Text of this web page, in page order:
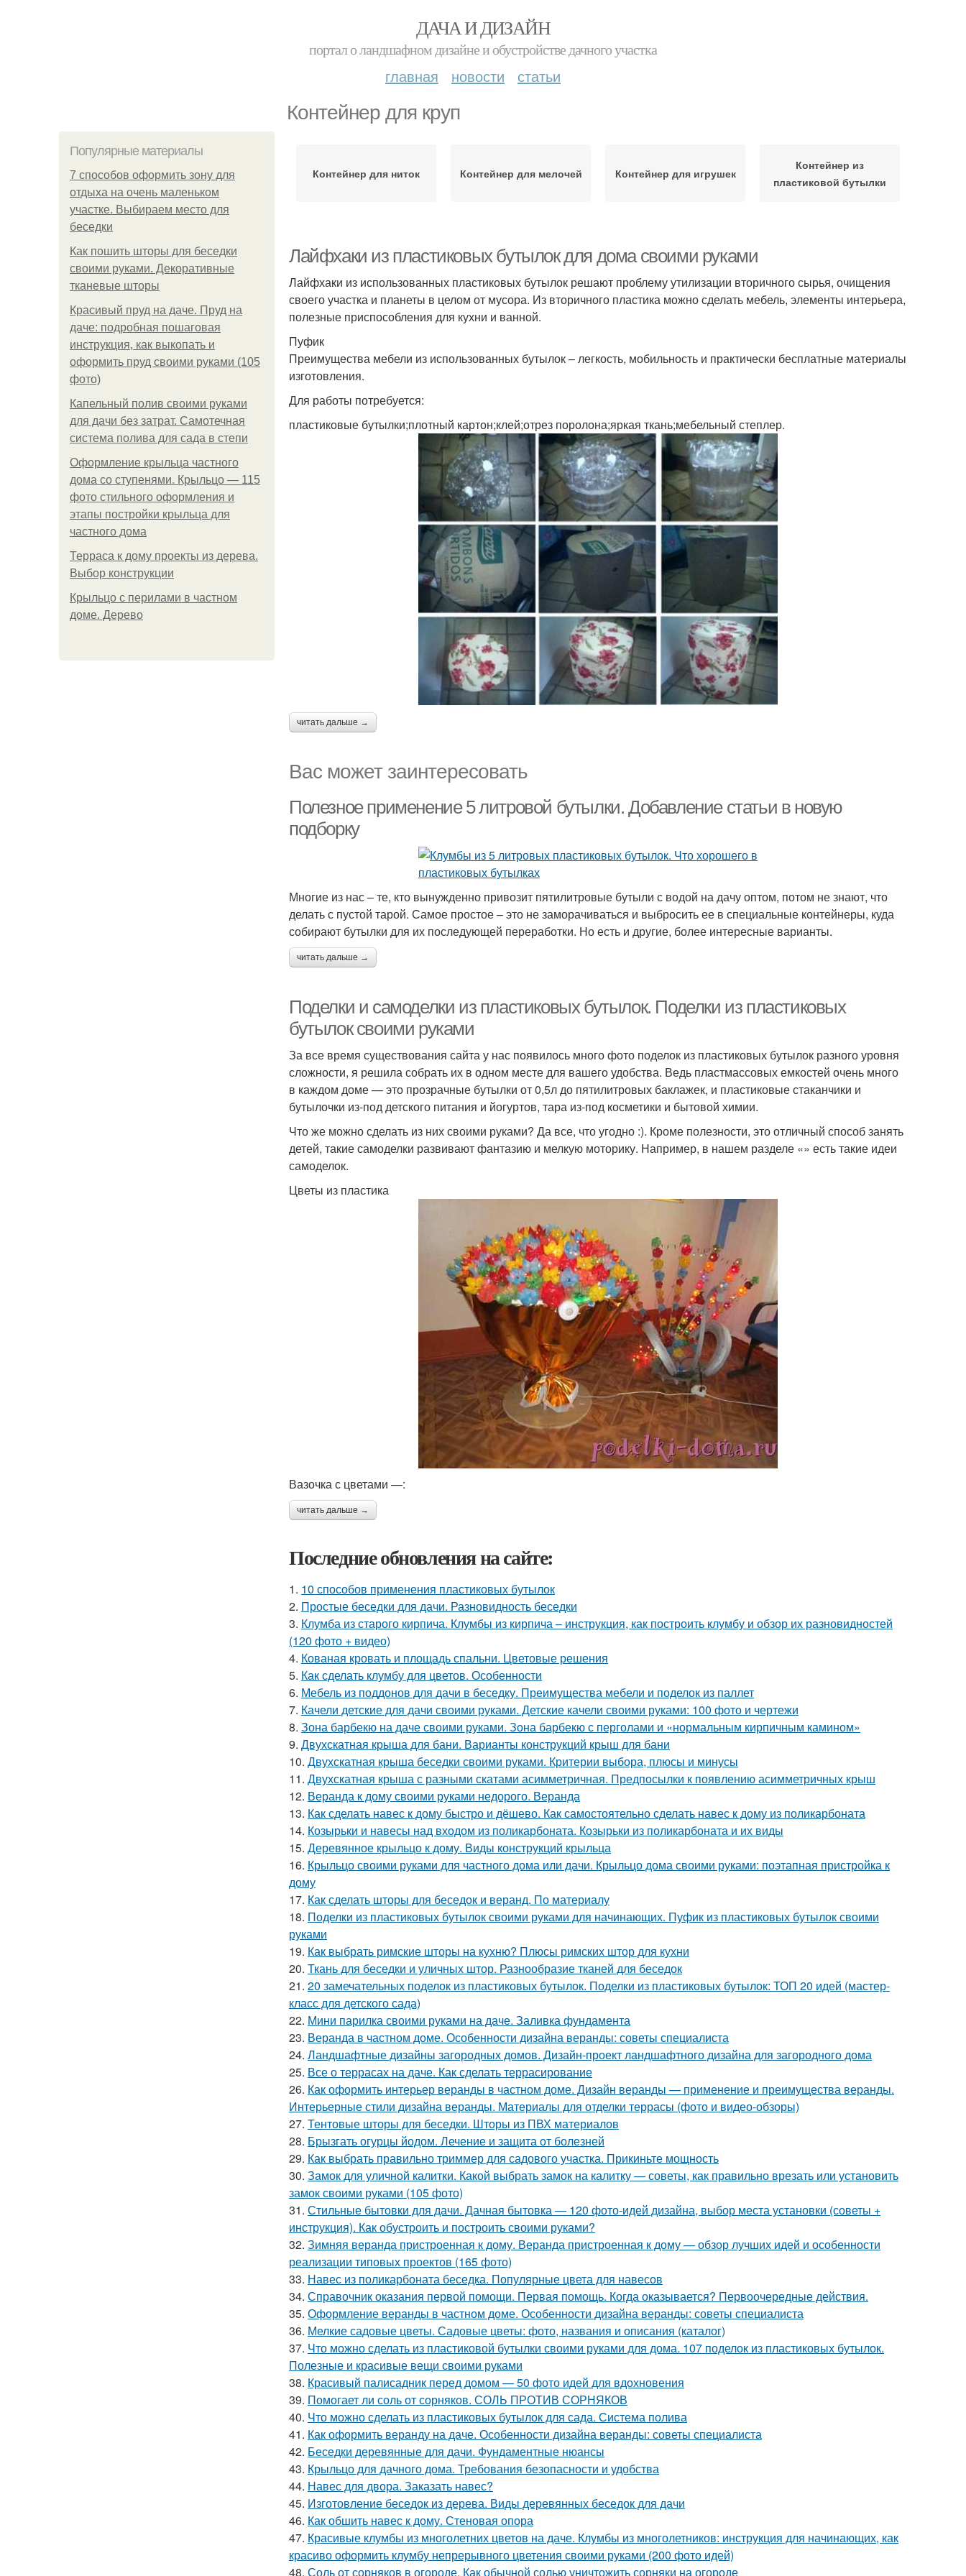
ДАЧА И ДИЗАЙН
портал о ландшафном дизайне и обустройстве дачного участка
главная новости статьи
Контейнер для круп
Популярные материалы
7 способов оформить зону для
отдыха на очень маленьком
участке. Выбираем место для
беседки
Как пошить шторы для беседки
своими руками. Декоративные
тканевые шторы
Красивый пруд на даче. Пруд на
даче: подробная пошаговая
инструкция, как выкопать и
оформить пруд своими руками (105
фото)
Капельный полив своими руками
для дачи без затрат. Самотечная
система полива для сада в степи
Оформление крыльца частного
дома со ступенями. Крыльцо — 115
фото стильного оформления и
этапы постройки крыльца для
частного дома
Терраса к дому проекты из дерева.
Выбор конструкции
Крыльцо с перилами в частном
доме. Дерево
Контейнер для ниток Контейнер для мелочей Контейнер для игрушек
Контейнер из
пластиковой бутылки
Лайфхаки из пластиковых бутылок для дома своими руками
Лайфхаки из использованных пластиковых бутылок решают проблему утилизации вторичного сырья, очищения
своего участка и планеты в целом от мусора. Из вторичного пластика можно сделать мебель, элементы интерьера,
полезные приспособления для кухни и ванной.
Пуфик
Преимущества мебели из использованных бутылок – легкость, мобильность и практически бесплатные материалы
изготовления.
Для работы потребуется:
пластиковые бутылки;плотный картон;клей;отрез поролона;яркая ткань;мебельный степлер.
читать дальше →
Вас может заинтересовать
Полезное применение 5 литровой бутылки. Добавление статьи в новую
подборку
Многие из нас – те, кто вынужденно привозит пятилитровые бутыли с водой на дачу оптом, потом не знают, что
делать с пустой тарой. Самое простое – это не заморачиваться и выбросить ее в специальные контейнеры, куда
собирают бутылки для их последующей переработки. Но есть и другие, более интересные варианты.
читать дальше →
Поделки и самоделки из пластиковых бутылок. Поделки из пластиковых
бутылок своими руками
За все время существования сайта у нас появилось много фото поделок из пластиковых бутылок разного уровня
сложности, я решила собрать их в одном месте для вашего удобства. Ведь пластмассовых емкостей очень много
в каждом доме — это прозрачные бутылки от 0,5л до пятилитровых баклажек, и пластиковые стаканчики и
бутылочки из-под детского питания и йогуртов, тара из-под косметики и бытовой химии.
Что же можно сделать из них своими руками? Да все, что угодно :). Кроме полезности, это отличный способ занять
детей, такие самоделки развивают фантазию и мелкую моторику. Например, в нашем разделе «» есть такие идеи
самоделок.
Цветы из пластика
Вазочка с цветами —:
читать дальше →
Последние обновления на сайте:
1. 10 способов применения пластиковых бутылок
2. Простые беседки для дачи. Разновидность беседки
3. Клумба из старого кирпича. Клумбы из кирпича – инструкция, как построить клумбу и обзор их разновидностей
(120 фото + видео)
4. Кованая кровать и площадь спальни. Цветовые решения
5. Как сделать клумбу для цветов. Особенности
6. Мебель из поддонов для дачи в беседку. Преимущества мебели и поделок из паллет
7. Качели детские для дачи своими руками. Детские качели своими руками: 100 фото и чертежи
8. Зона барбекю на даче своими руками. Зона барбекю с перголами и «нормальным кирпичным камином»
9. Двухскатная крыша для бани. Варианты конструкций крыш для бани
10. Двухскатная крыша беседки своими руками. Критерии выбора, плюсы и минусы
11. Двухскатная крыша с разными скатами асимметричная. Предпосылки к появлению асимметричных крыш
12. Веранда к дому своими руками недорого. Веранда
13. Как сделать навес к дому быстро и дёшево. Как самостоятельно сделать навес к дому из поликарбоната
14. Козырьки и навесы над входом из поликарбоната. Козырьки из поликарбоната и их виды
15. Деревянное крыльцо к дому. Виды конструкций крыльца
16. Крыльцо своими руками для частного дома или дачи. Крыльцо дома своими руками: поэтапная пристройка к
дому
17. Как сделать шторы для беседок и веранд. По материалу
18. Поделки из пластиковых бутылок своими руками для начинающих. Пуфик из пластиковых бутылок своими
руками
19. Как выбрать римские шторы на кухню? Плюсы римских штор для кухни
20. Ткань для беседки и уличных штор. Разнообразие тканей для беседок
21. 20 замечательных поделок из пластиковых бутылок. Поделки из пластиковых бутылок: ТОП 20 идей (мастер-
класс для детского сада)
22. Мини парилка своими руками на даче. Заливка фундамента
23. Веранда в частном доме. Особенности дизайна веранды: советы специалиста
24. Ландшафтные дизайны загородных домов. Дизайн-проект ландшафтного дизайна для загородного дома
25. Все о террасах на даче. Как сделать террасирование
26. Как оформить интерьер веранды в частном доме. Дизайн веранды — применение и преимущества веранды.
Интерьерные стили дизайна веранды. Материалы для отделки террасы (фото и видео-обзоры)
27. Тентовые шторы для беседки. Шторы из ПВХ материалов
28. Брызгать огурцы йодом. Лечение и защита от болезней
29. Как выбрать правильно триммер для садового участка. Прикиньте мощность
30. Замок для уличной калитки. Какой выбрать замок на калитку — советы, как правильно врезать или установить
замок своими руками (105 фото)
31. Стильные бытовки для дачи. Дачная бытовка — 120 фото-идей дизайна, выбор места установки (советы +
инструкция). Как обустроить и построить своими руками?
32. Зимняя веранда пристроенная к дому. Веранда пристроенная к дому — обзор лучших идей и особенности
реализации типовых проектов (165 фото)
33. Навес из поликарбоната беседка. Популярные цвета для навесов
34. Справочник оказания первой помощи. Первая помощь. Когда оказывается? Первоочередные действия.
35. Оформление веранды в частном доме. Особенности дизайна веранды: советы специалиста
36. Мелкие садовые цветы. Садовые цветы: фото, названия и описания (каталог)
37. Что можно сделать из пластиковой бутылки своими руками для дома. 107 поделок из пластиковых бутылок.
Полезные и красивые вещи своими руками
38. Красивый палисадник перед домом — 50 фото идей для вдохновения
39. Помогает ли соль от сорняков. СОЛЬ ПРОТИВ СОРНЯКОВ
40. Что можно сделать из пластиковых бутылок для сада. Система полива
41. Как оформить веранду на даче. Особенности дизайна веранды: советы специалиста
42. Беседки деревянные для дачи. Фундаментные нюансы
43. Крыльцо для дачного дома. Требования безопасности и удобства
44. Навес для двора. Заказать навес?
45. Изготовление беседок из дерева. Виды деревянных беседок для дачи
46. Как обшить навес к дому. Стеновая опора
47. Красивые клумбы из многолетних цветов на даче. Клумбы из многолетников: инструкция для начинающих, как
красиво оформить клумбу непрерывного цветения своими руками (200 фото идей)
48. Соль от сорняков в огороде. Как обычной солью уничтожить сорняки на огороде